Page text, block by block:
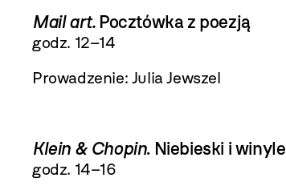
Mail art. Pocztówka z poezją
godz. 12–14
Prowadzenie: Julia Jewszel
Klein & Chopin. Niebieski i winyle
godz. 14–16